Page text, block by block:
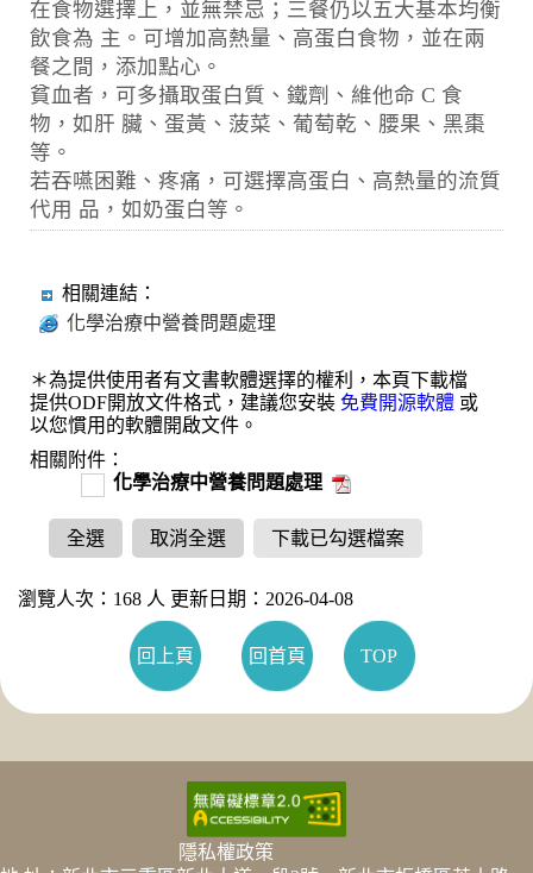
在食物選擇上，並無禁忌；三餐仍以五大基本均衡
飲食為 主。可增加高熱量、高蛋白食物，並在兩
餐之間，添加點心。
貧血者，可多攝取蛋白質、鐵劑、維他命 C 食
物，如肝 臟、蛋黃、菠菜、葡萄乾、腰果、黑棗
等。
若吞嚥困難、疼痛，可選擇高蛋白、高熱量的流質
代用 品，如奶蛋白等。
相關連結：
化學治療中營養問題處理
＊為提供使用者有文書軟體選擇的權利，本頁下載檔
提供ODF開放文件格式，建議您安裝 免費開源軟體 或
以您慣用的軟體開啟文件。
相關附件：
化學治療中營養問題處理
全選 取消全選 下載已勾選檔案
瀏覽人次：168 人 更新日期：2026-04-08
回上頁 回首頁 TOP
隱私權政策